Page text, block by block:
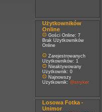
Użytkowników
Online
Gości Online: 7
Brak Użytkowników
Online
Zarejestrowanych
Użytkowników: 1
Nieaktywowany
Użytkownik: 0
Najnowszy
Użytkownik: @stryker
Losowa Fotka -
Unimor